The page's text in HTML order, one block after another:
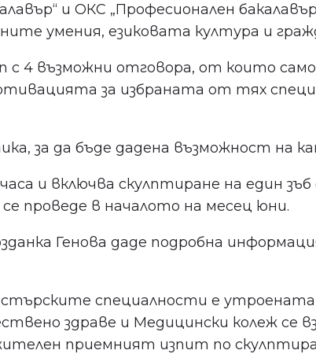
и ОКС „Професионален
умения, езиковата култура и
възможни отговора, от които само
за избраната от тях
за да бъде дадена възможност
и включва скулптиране на един
проведе в началото на месец юни.
Генова даде подробна
специалности е
здраве и Медицински колеж се
приемният изпит по